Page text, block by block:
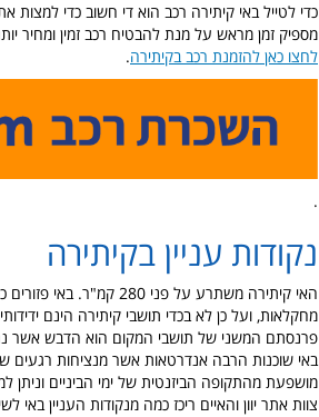
כדי לטייל באי קיתירה רכב הוא די חשוב כדי
מספיק זמן מראש על מנת להבטיח רכב זמין ומחיר
לחצו כאן להזמנת רכב בקיתירה.
.
נקודות עניין בקיתירה
האי קיתירה משתרע על
מחקלאות, ועל כן לא בכדי תושבי קיתירה הינם
פרנסתם המשני של תושבי המקום הוא הדבש אשר
באי שוכנות הרבה אנדרטאות אשר מנציחות רגעים
מושפעת מהתקופה הביזנטית של ימי הביניים וניתן
צוות אתר יוון והאיים ריכז כמה מנקודות העניין באי